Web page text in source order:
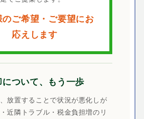
のご希望・ご要望にお
応えします
ついて、もう一歩
放置することで状況が悪化しが
近隣トラブル・税金負担増のリ